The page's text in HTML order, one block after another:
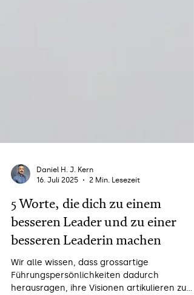
16. Juli 2025
2 Min. Lesezeit
5 Worte, die dich zu einem
besseren Leader und zu einer
besseren Leaderin machen
Wir alle wissen, dass grossartige